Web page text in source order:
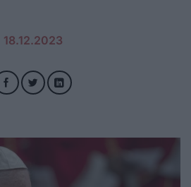
18.12.2023